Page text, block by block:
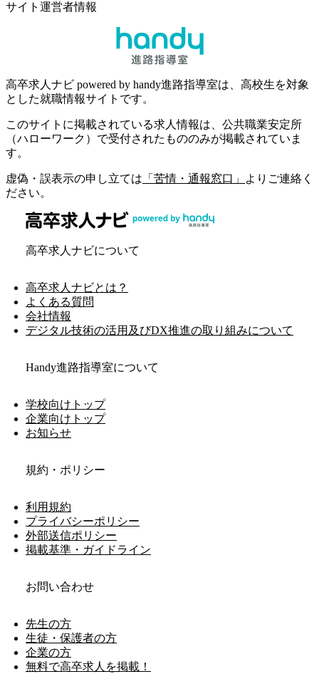
サイト運営者情報
高卒求人ナビ powered by handy進路指導室は、高校生を対象
とした就職情報サイトです。
このサイトに掲載されている求人情報は、公共職業安定所
（ハローワーク）で受付されたもののみが掲載されていま
す。
虚偽・誤表示の申し立ては 「苦情・通報窓口」
よりご連絡く
ださい。
高卒求人ナビについて
高卒求人ナビとは？
よくある質問
会社情報
デジタル技術の活用及びDX推進の取り組みについて
Handy進路指導室について
学校向けトップ
企業向けトップ
お知らせ
規約・ポリシー
利用規約
プライバシーポリシー
外部送信ポリシー
掲載基準・ガイドライン
お問い合わせ
先生の方
生徒・保護者の方
企業の方
無料で高卒求人を掲載！